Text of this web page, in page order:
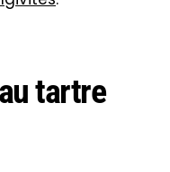
tartre